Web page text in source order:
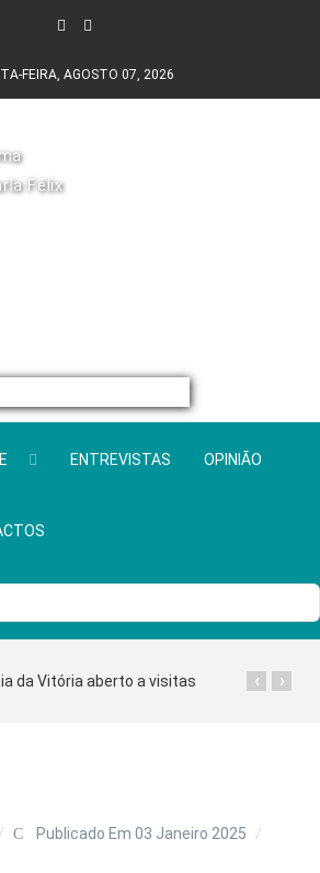
FEIRA, AGOSTO 07, 2026
Félix
ENTREVISTAS OPINIÃO
da Vitória aberto a visitas ›
‹
Publicado Em 03 Janeiro 2025